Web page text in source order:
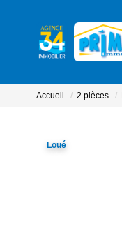
Accueil 2 pièces
Loué